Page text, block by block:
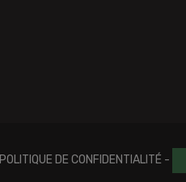
POLITIQUE DE CONFIDENTIALITÉ -